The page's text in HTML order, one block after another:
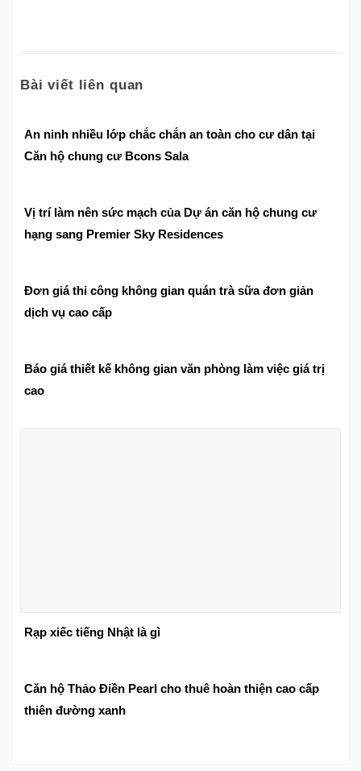
Bài viết liên quan
An ninh nhiều lớp chắc chắn an toàn cho cư dân tại
Căn hộ chung cư Bcons Sala
Vị trí làm nên sức mạch của Dự án căn hộ chung cư
hạng sang Premier Sky Residences
Đơn giá thi công không gian quán trà sữa đơn giản
dịch vụ cao cấp
Báo giá thiết kế không gian văn phòng làm việc giá trị
cao
Rạp xiếc tiếng Nhật là gì
Căn hộ Thảo Điền Pearl cho thuê hoàn thiện cao cấp
thiên đường xanh